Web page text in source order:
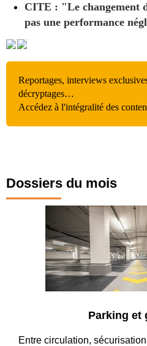
CITE : "Le changement
pas une performance
Reportages, interviews
décryptages…
Accédez à l'intégralité des
Dossiers du mois
Parking et
Entre circulation,